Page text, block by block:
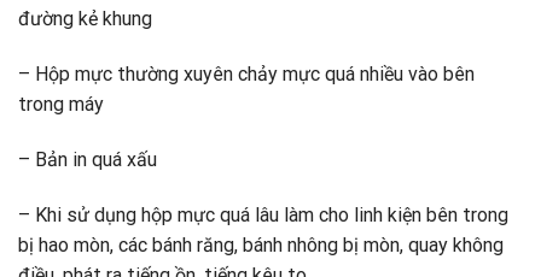
đường kẻ khung
– Hộp mực thường xuyên chảy mực quá nhiều vào bên
trong máy
– Bản in quá xấu
– Khi sử dụng hộp mực quá lâu làm cho linh kiện bên trong
bị hao mòn, các bánh răng, bánh nhông bị mòn, quay không